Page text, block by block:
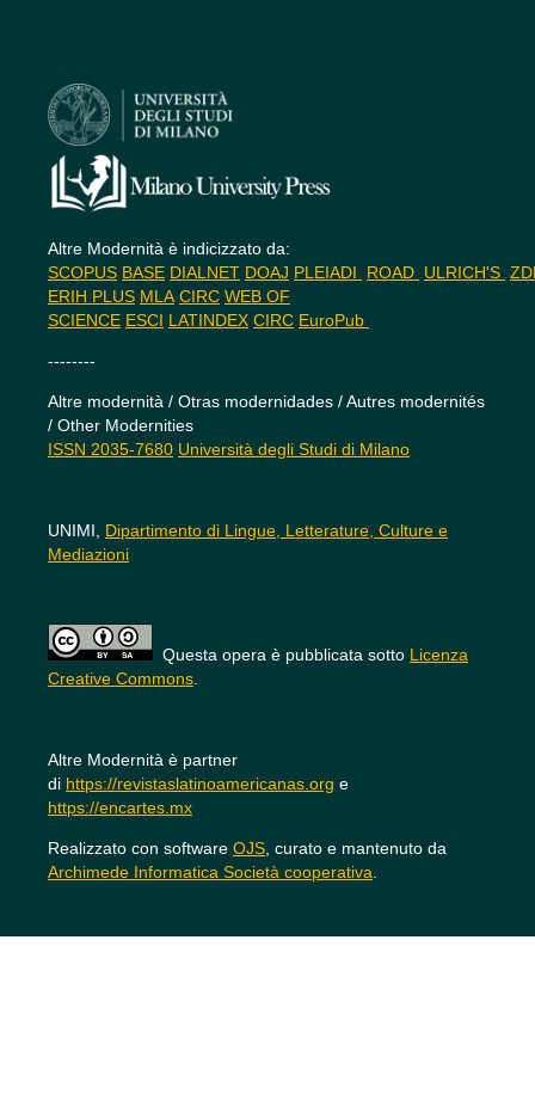
Altre Modernità è indicizzato da:
SCOPUS BASE DIALNET DOAJ PLEIADI ROAD ULRICH'S
ERIH PLUS MLA CIRC WEB OF
SCIENCE ESCI LATINDEX CIRC EuroPub
--------
Altre modernità / Otras modernidades / Autres modernités
/ Other Modernities
ISSN 2035-7680 Università degli Studi di Milano
UNIMI, Dipartimento di Lingue, Letterature, Culture e
Mediazioni
Questa opera è pubblicata sotto Licenza
Creative Commons.
Altre Modernità è partner
di https://revistaslatinoamericanas.org e
https://encartes.mx
Realizzato con software OJS, curato e mantenuto da
Archimede Informatica Società cooperativa